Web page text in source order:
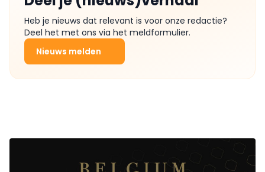
Heb je nieuws dat relevant is voor onze redactie?
Deel het met ons via het meldformulier.
Nieuws melden